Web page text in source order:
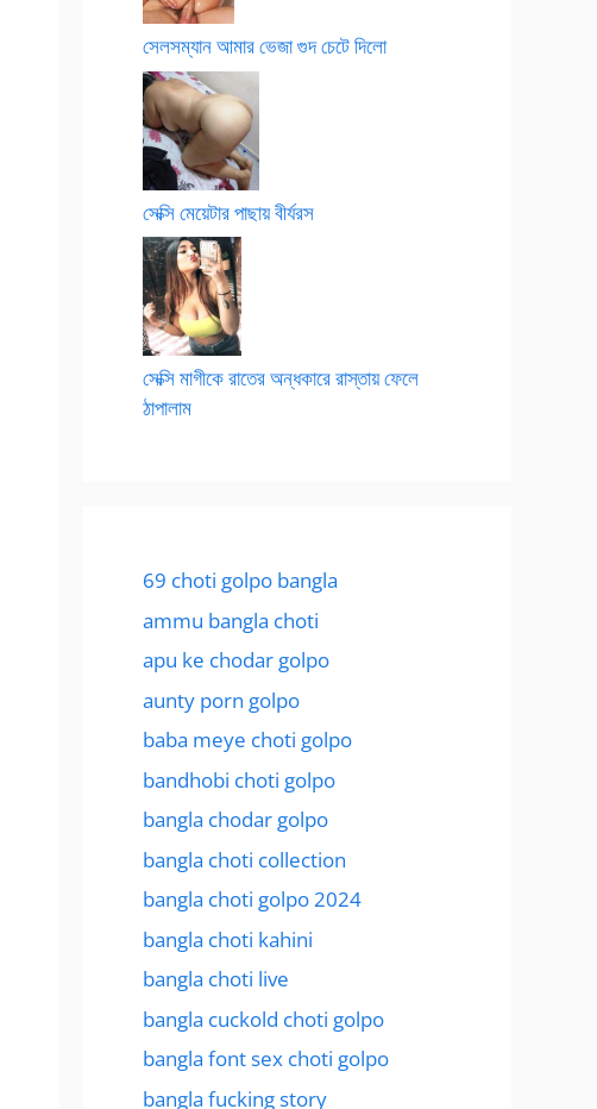
সেলসম্যান আমার ভেজা গুদ চেটে দিলো
সেক্সি মেয়েটার পাছায় বীর্যরস
সেক্সি মাগীকে রাতের অন্ধকারে রাস্তায় ফেলে
ঠাপালাম
69 choti golpo bangla
ammu bangla choti
apu ke chodar golpo
aunty porn golpo
baba meye choti golpo
bandhobi choti golpo
bangla chodar golpo
bangla choti collection
bangla choti golpo 2024
bangla choti kahini
bangla choti live
bangla cuckold choti golpo
bangla font sex choti golpo
bangla fucking story